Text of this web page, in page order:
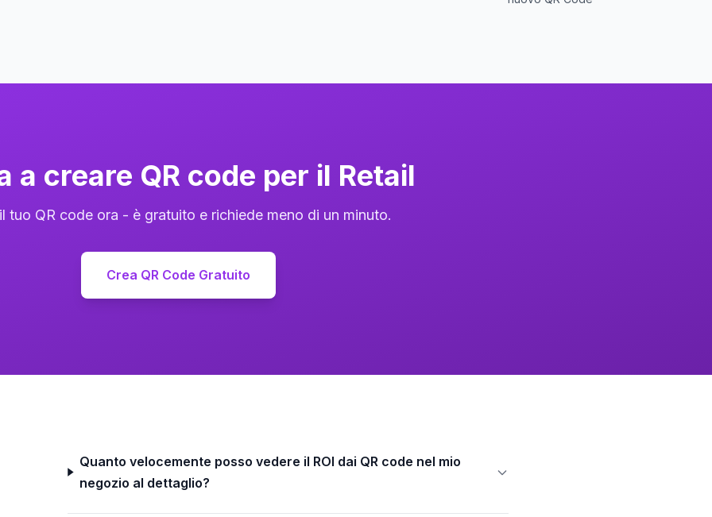
a creare QR code per il Retail
tuo QR code ora - è gratuito e richiede meno di un minuto.
Crea QR Code Gratuito
Quanto velocemente posso vedere il ROI dai QR code nel mio
negozio al dettaglio?